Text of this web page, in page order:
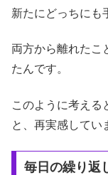
新たにどっちにも
両方から離れたこ
たんです。
このように考える
と、再実感してい
毎日の繰り返